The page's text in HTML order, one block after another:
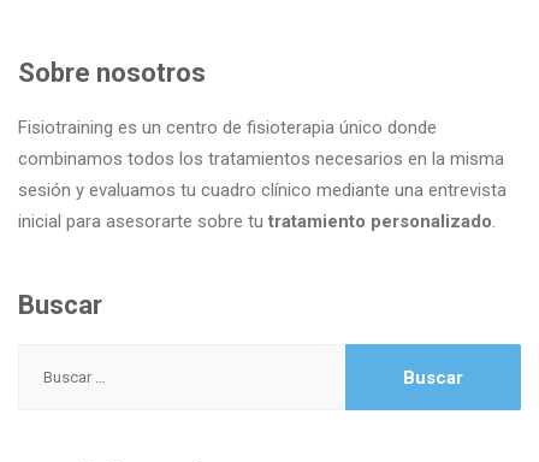
Sobre nosotros
Fisiotraining es un centro de fisioterapia único donde
combinamos todos los tratamientos necesarios en la misma
sesión y evaluamos tu cuadro clínico mediante una entrevista
inicial para asesorarte sobre tu tratamiento personalizado.
Buscar